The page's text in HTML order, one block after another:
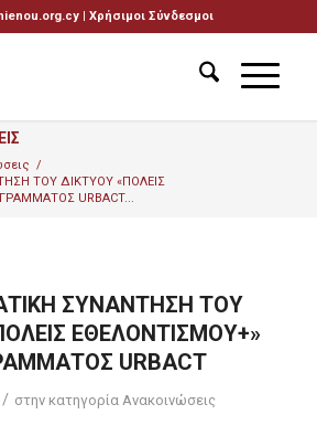
| Χρήσιμοι Σύνδεσμοι
/
ΤΟΥ ΔΙΚΤΥΟΥ «ΠΟΛΕΙΣ
URBACT...
ΣΥΝΑΝΤΗΣΗ ΤΟΥ
ΕΘΕΛΟΝΤΙΣΜΟΥ+»
URBACT
/ στην κατηγορίαΑνακοινώσεις